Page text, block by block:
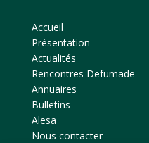
Accueil
Présentation
Actualités
Rencontres Defumade
Annuaires
Bulletins
Alesa
Nous contacter